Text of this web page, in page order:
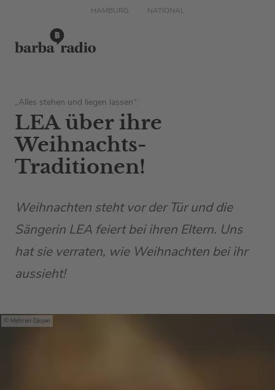
HAMBURG NATIONAL
„Alles stehen und liegen lassen“:
LEA über ihre
Weihnachts-
Traditionen!
Weihnachten steht vor der Tür und die
Sängerin LEA feiert bei ihren Eltern. Uns
hat sie verraten, wie Weihnachten bei ihr
aussieht!
Mehran Djojan